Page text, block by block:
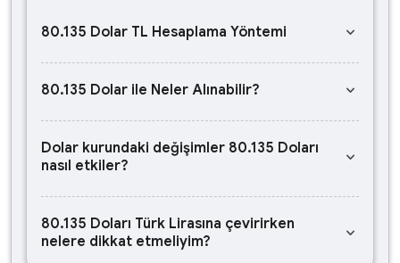
80.135 Dolar TL Hesaplama Yöntemi keyboard_arrow_down
80.135 Dolar ile Neler Alınabilir? keyboard_arrow_down
Dolar kurundaki değişimler 80.135 Doları
nasıl etkiler?
keyboard_arrow_down
80.135 Doları Türk Lirasına çevirirken
nelere dikkat etmeliyim?
keyboard_arrow_down